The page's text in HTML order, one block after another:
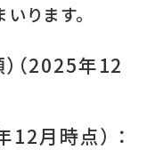
ります。
（2025年12
月時点） ：